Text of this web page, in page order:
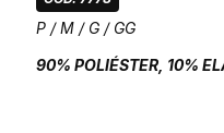
P / M / G / GG
90% POLIÉSTER, 10%